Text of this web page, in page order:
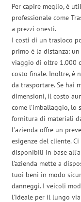
Per capire meglio, è
professionale come
a prezzi onesti.
I costi di un trasloco
primo è la distanza:
viaggio di oltre 1.000
costo finale. Inoltre, è
da trasportare. Se hai
dimensioni, il costo
come l’imballaggio,
fornitura di materiali
L’azienda offre un
esigenze del cliente.
disponibili in base
l’azienda mette a
tuoi beni in modo
danneggi. I veicoli
l’ideale per il lungo